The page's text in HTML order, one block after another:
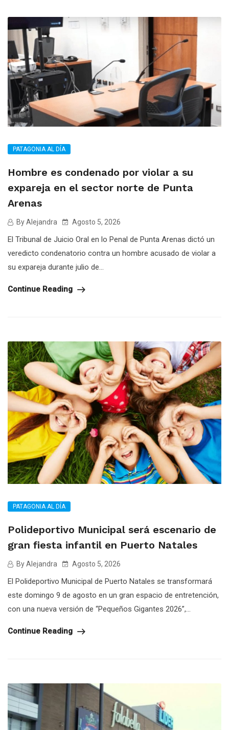
PATAGONIA AL DÍA
Hombre es condenado por violar a su
expareja en el sector norte de Punta
Arenas
By Alejandra Agosto 5, 2026
El Tribunal de Juicio Oral en lo Penal de Punta Arenas dictó un
veredicto condenatorio contra un hombre acusado de violar a
su expareja durante julio de...
Continue Reading
PATAGONIA AL DÍA
Polideportivo Municipal será escenario de
gran fiesta infantil en Puerto Natales
By Alejandra Agosto 5, 2026
El Polideportivo Municipal de Puerto Natales se transformará
este domingo 9 de agosto en un gran espacio de entretención,
con una nueva versión de “Pequeños Gigantes 2026”,...
Continue Reading